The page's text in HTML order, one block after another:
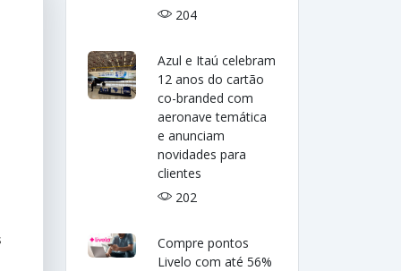
204
Azul e Itaú celebram
12 anos do cartão
co-branded com
aeronave temática
e anunciam
novidades para
clientes
202
Compre pontos
Livelo com até 56%